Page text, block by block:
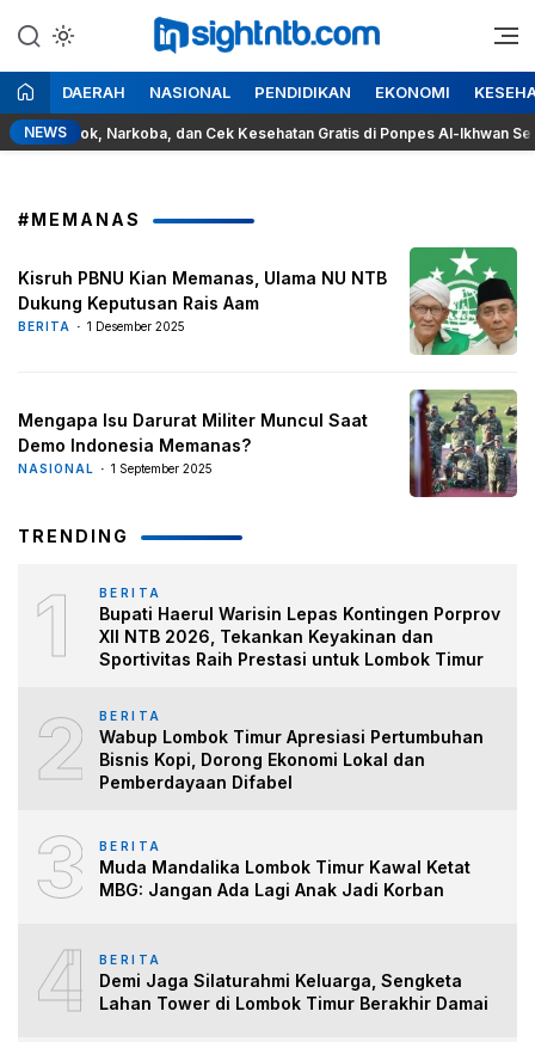
ke
konten
Insight NTB
Berita Seputar NTB
DAERAH NASIONAL PENDIDIKAN EKONOMI
NEWS
Rokok, Narkoba, dan Cek Kesehatan Gratis di Ponpes Al-Ikhwan Sesait
#MEMANAS
Kisruh PBNU Kian Memanas, Ulama NU NTB
Dukung Keputusan Rais Aam
BERITA 1 Desember 2025
Mengapa Isu Darurat Militer Muncul Saat
Demo Indonesia Memanas?
NASIONAL 1 September 2025
TRENDING
1 BERITA
Bupati Haerul Warisin Lepas Kontingen Porprov
XII NTB 2026, Tekankan Keyakinan dan
Sportivitas Raih Prestasi untuk Lombok Timur
2 BERITA
Wabup Lombok Timur Apresiasi Pertumbuhan
Bisnis Kopi, Dorong Ekonomi Lokal dan
Pemberdayaan Difabel
3 BERITA
Muda Mandalika Lombok Timur Kawal Ketat
MBG: Jangan Ada Lagi Anak Jadi Korban
4 BERITA
Demi Jaga Silaturahmi Keluarga, Sengketa
Lahan Tower di Lombok Timur Berakhir Damai